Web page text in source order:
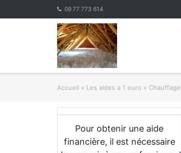
09 77 773 614
Accueil » Les aides a 1 euro » Chauffage
Pour obtenir une aide
financière, il est nécessaire